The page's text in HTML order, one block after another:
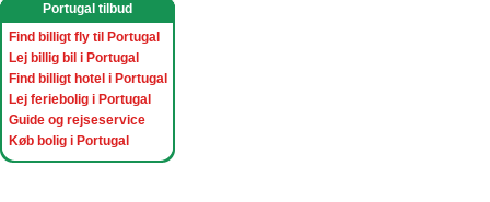
Portugal tilbud
Find billigt fly til Portugal
Lej billig bil i Portugal
Find billigt hotel i Portugal
Lej feriebolig i Portugal
Guide og rejseservice
Køb bolig i Portugal